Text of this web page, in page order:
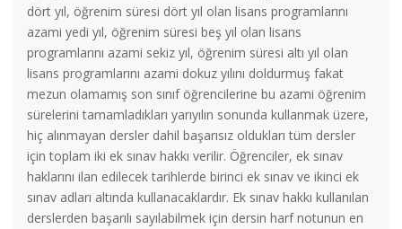
dört yıl, öğrenim süresi dört yıl olan lisans programlarını
azami yedi yıl, öğrenim süresi beş yıl olan lisans
programlarını azami sekiz yıl, öğrenim süresi altı yıl olan
lisans programlarını azami dokuz yılını doldurmuş fakat
mezun olamamış son sınıf öğrencilerine bu azami öğrenim
sürelerini tamamladıkları yarıyılın sonunda kullanmak üzere,
hiç alınmayan dersler dahil başarısız oldukları tüm dersler
için toplam iki ek sınav hakkı verilir. Öğrenciler, ek sınav
haklarını ilan edilecek tarihlerde birinci ek sınav ve ikinci ek
sınav adları altında kullanacaklardır. Ek sınav hakkı kullanılan
derslerden başarılı sayılabilmek için dersin harf notunun en